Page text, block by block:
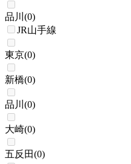
品川 (0)
JR山手線
東京(0)
新橋(0)
品川 (0)
大崎(0)
五反田(0)